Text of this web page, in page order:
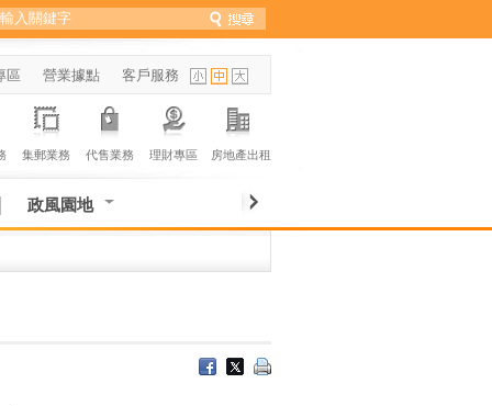
區 營業據點 客戶服務
集郵業務 代售業務 理財專區 房地產出租
政風園地